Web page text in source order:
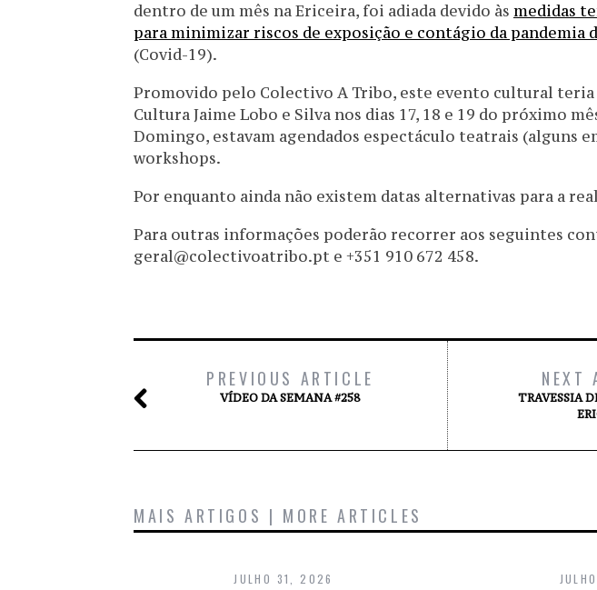
dentro de um mês na Ericeira, foi adiada devido às medidas
para minimizar riscos de exposição e contágio da pandemia
(Covid-19).
Promovido pelo Colectivo A Tribo, este evento cultural teria
Cultura Jaime Lobo e Silva nos dias 17, 18 e 19 do próximo
Domingo, estavam agendados espectáculo teatrais (alguns
workshops.
Por enquanto ainda não existem datas alternativas para a
Para outras informações poderão recorrer aos seguintes
geral@colectivoatribo.pt e +351 910 672 458.
PREVIOUS ARTICLE
VÍDEO DA SEMANA #258
NEXT
TRAVESSIA
MAIS ARTIGOS | MORE ARTICLES
JULHO 31, 2026